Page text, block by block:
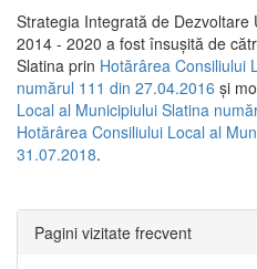
Strategia Integrată de Dezvoltare
2014 - 2020 a fost însuşită de
Slatina prin Hotărârea Consiliului
numărul 111 din 27.04.2016 și
Local al Municipiului Slatina
Hotărârea Consiliului Local al
31.07.2018.
Pagini vizitate frecvent